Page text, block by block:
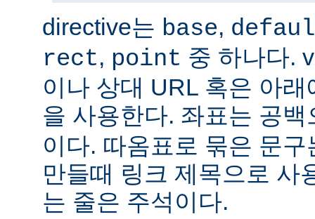
directive는 base,
rect, point 중 하나다.
이나 상대 URL 혹은 아
을 사용한다. 좌표는 공
이다. 따옴표로 묶은 문
만들때 링크 제목으로 사
는 줄은 주석이다.